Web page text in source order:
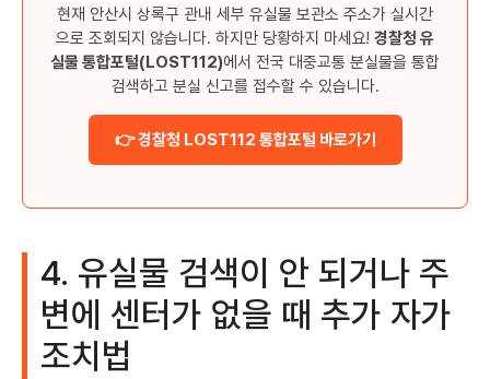
현재 안산시 상록구 관내 세부 유실물 보관소 주소가 실시간
으로 조회되지 않습니다. 하지만 당황하지 마세요! 경찰청 유
실물 통합포털(LOST112)에서 전국 대중교통 분실물을 통합
검색하고 분실 신고를 접수할 수 있습니다.
👉 경찰청 LOST112 통합포털 바로가기
4. 유실물 검색이 안 되거나 주
변에 센터가 없을 때 추가 자가
조치법